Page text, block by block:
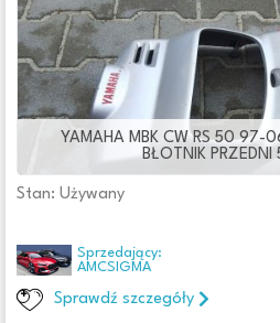
YAMAHA MBK CW RS 50 97-
BŁOTNIK PRZEDNI
Stan: Używany
Sprzedający:
AMCSIGMA
Sprawdź szczegóły